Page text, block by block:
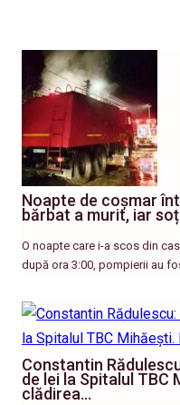
Noapte de coșmar
bărbat a murit, iar
O noapte care i-a scos din
după ora 3:00, pompierii au
Constantin
de lei la Spitalul TBC
clădirea…